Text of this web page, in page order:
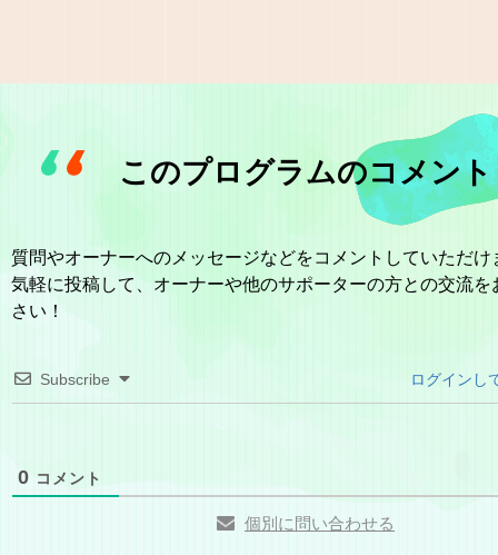
このプログラムのコメント
質問やオーナーへのメッセージなどをコメントしていただけ
気軽に投稿して、オーナーや他のサポーターの方との交流を
さい！
Subscribe ログインし
0 コメント
個別に問い合わせる